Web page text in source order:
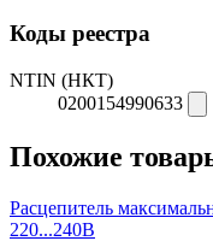
Коды реестра
NTIN (НКТ)
0200154990633
Похожие
Расцепитель
220...240В